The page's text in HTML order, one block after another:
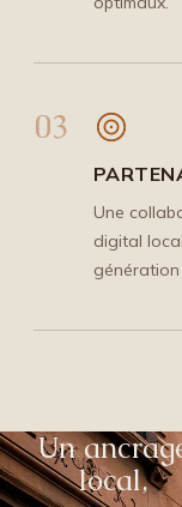
03
Une
digital
Un
local,